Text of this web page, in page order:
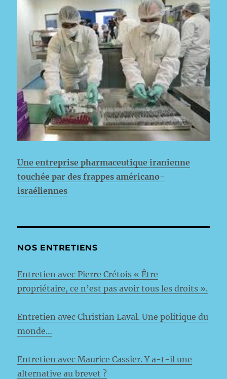
Une entreprise pharmaceutique iranienne
touchée par des frappes américano-
israéliennes
NOS ENTRETIENS
Entretien avec Pierre Crétois « Être
propriétaire, ce n’est pas avoir tous les droits ».
Entretien avec Christian Laval. Une politique du
monde…
Entretien avec Maurice Cassier. Y a-t-il une
alternative au brevet ?